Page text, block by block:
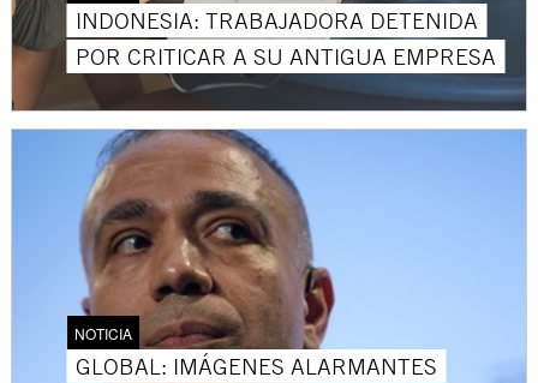
INDONESIA: TRABAJADORA DETENIDA
POR CRITICAR A SU ANTIGUA EMPRESA
NOTICIA
GLOBAL: IMÁGENES ALARMANTES